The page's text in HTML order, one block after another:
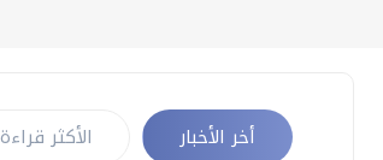
أخر الأخبار الأكثر قراءة